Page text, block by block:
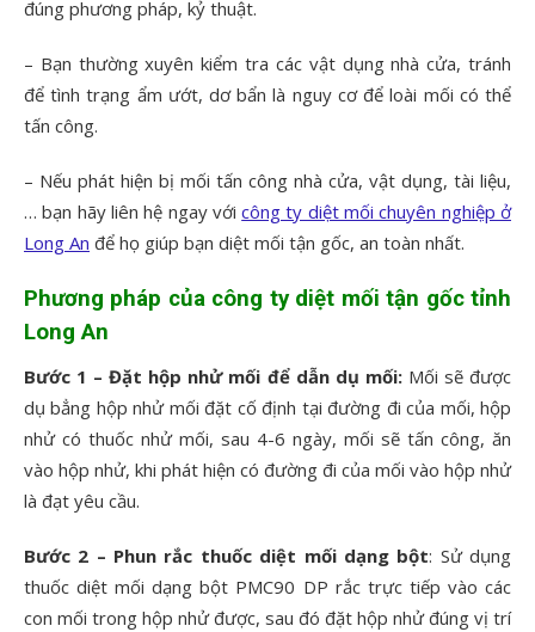
đúng phương pháp, kỷ thuật.
– Bạn thường xuyên kiểm tra các vật dụng nhà cửa, tránh
để tình trạng ẩm ướt, dơ bẩn là nguy cơ để loài mối có thể
tấn công.
– Nếu phát hiện bị mối tấn công nhà cửa, vật dụng, tài liệu,
… bạn hãy liên hệ ngay vớicông ty diệt mối chuyên nghiệp ở
Long An để họ giúp bạn diệt mối tận gốc, an toàn nhất.
Phương pháp của công ty diệt mối tận gốc tỉnh
Long An
Bước 1 – Đặt hộp nhử mối để dẫn dụ mối: Mối sẽ được
dụ bẳng hộp nhử mối đặt cố định tại đường đi của mối, hộp
nhử có thuốc nhử mối, sau 4-6 ngày, mối sẽ tấn công, ăn
vào hộp nhử, khi phát hiện có đường đi của mối vào hộp nhử
là đạt yêu cầu.
Bước 2 – Phun rắc thuốc diệt mối dạng bột: Sử dụng
thuốc diệt mối dạng bột PMC90 DP rắc trực tiếp vào các
con mối trong hộp nhử được, sau đó đặt hộp nhử đúng vị trí